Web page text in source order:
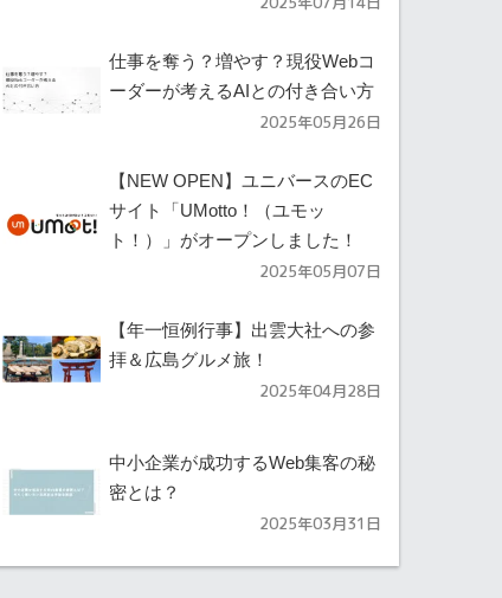
仕事を奪う？増やす？現役Webコ
ーダーが考えるAIとの付き合い方
2025年05月26日
【NEW OPEN】ユニバースのEC
サイト「UMotto！（ユモッ
ト！）」がオープンしました！
2025年05月07日
【年一恒例行事】出雲大社への参
拝＆広島グルメ旅！
2025年04月28日
中小企業が成功するWeb集客の秘
密とは？
2025年03月31日